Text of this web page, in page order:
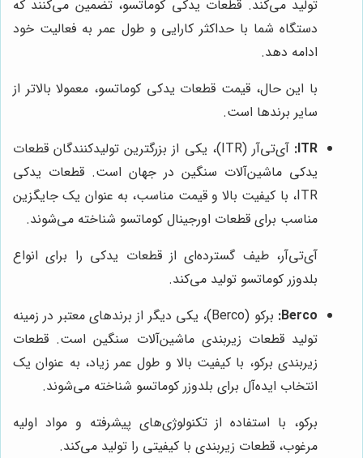
تولید می‌کند. قطعات یدکی کوماتسو، تضمین می‌کنند که
دستگاه شما با حداکثر کارایی و طول عمر به فعالیت خود
ادامه دهد.
با این حال، قیمت قطعات یدکی کوماتسو، معمولا بالاتر از
سایر برندها است.
ITR:
آی‌تی‌آر (ITR)، یکی از بزرگترین تولیدکنندگان قطعات
یدکی ماشین‌آلات سنگین در جهان است. قطعات یدکی
ITR، با کیفیت بالا و قیمت مناسب، به عنوان یک جایگزین
مناسب برای قطعات اورجینال کوماتسو شناخته می‌شوند.
آی‌تی‌آر، طیف گسترده‌ای از قطعات یدکی را برای انواع
بلدوزر کوماتسو تولید می‌کند.
Berco:
برکو (Berco)، یکی دیگر از برندهای معتبر در زمینه
تولید قطعات زیربندی ماشین‌آلات سنگین است. قطعات
زیربندی برکو، با کیفیت بالا و طول عمر زیاد، به عنوان یک
انتخاب ایده‌آل برای بلدوزر کوماتسو شناخته می‌شوند.
برکو، با استفاده از تکنولوژی‌های پیشرفته و مواد اولیه
مرغوب، قطعات زیربندی با کیفیتی را تولید می‌کند.